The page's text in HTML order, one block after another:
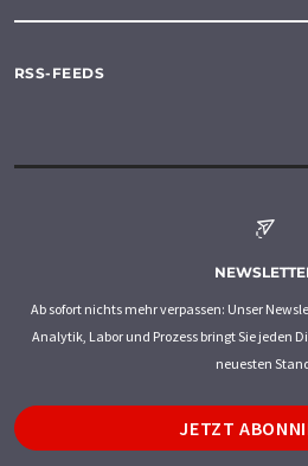
RSS-FEEDS
Ab sofort nichts mehr verpassen: Unser
Analytik, Labor und Prozess bringt Sie jeden
neuesten
JETZT